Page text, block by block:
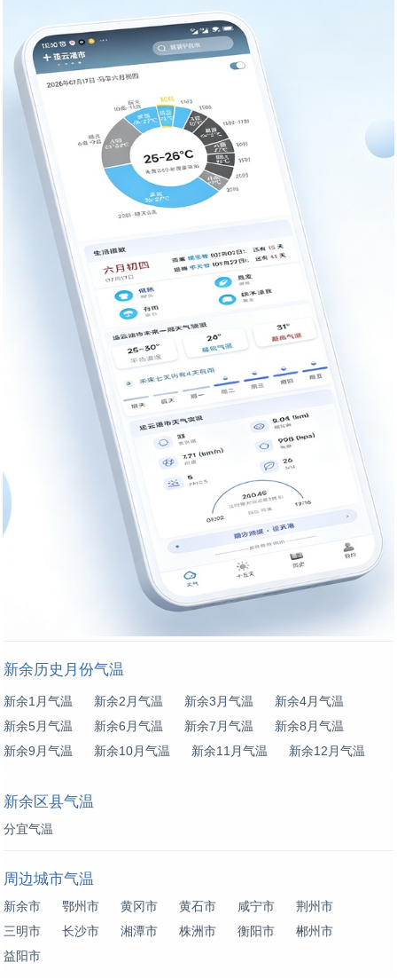
新余历史月份气温
新余1月气温 新余2月气温 新余3月气温
新余4月气温
新余5月气温
新余6月气温 新余7月气温
新余8月气温
新余9月气温
新余10月气温 新余11月气温 新余12月气温
新余区县气温
分宜气温
周边城市气温
新余市 鄂州市 黄冈市 黄石市 咸宁市
荆州市
三明市
长沙市 湘潭市 株洲市 衡阳市
郴州市
益阳市